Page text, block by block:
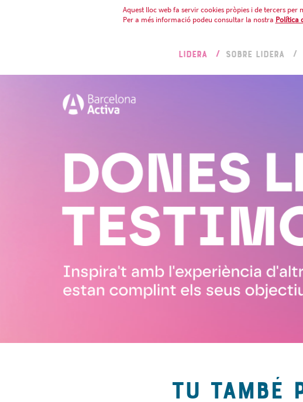
Aquest lloc web fa servir cookies pròpies i de tercers
Per a més informació podeu consultar la nostra Política
LIDERA SOBRE LIDERA
TU TAMBÉ